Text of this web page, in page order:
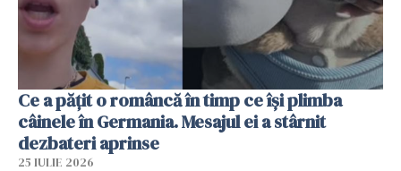
Ce a pățit o româncă în timp ce își plimba
câinele în Germania. Mesajul ei a stârnit
dezbateri aprinse
25 IULIE 2026